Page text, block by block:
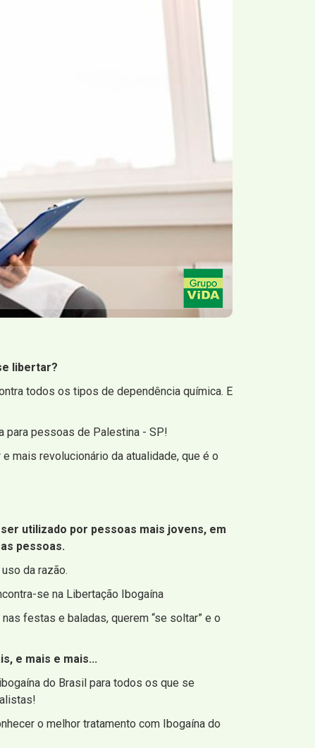
libertar?
todos os tipos de dependência química. E
para pessoas de Palestina - SP!
mais revolucionário da atualidade, que é o
utilizado por pessoas mais jovens, em
pessoas.
da razão.
se na Libertação Ibogaína
festas e baladas, querem “se soltar” e o
e mais e mais...
do Brasil para todos os que se
o melhor tratamento com Ibogaína do